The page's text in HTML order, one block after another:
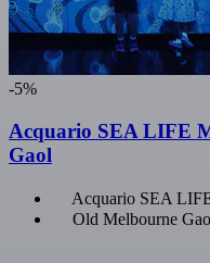
-5%
Acquario SEA LIFE
Gaol
Acquario SEA
Old Melbourne